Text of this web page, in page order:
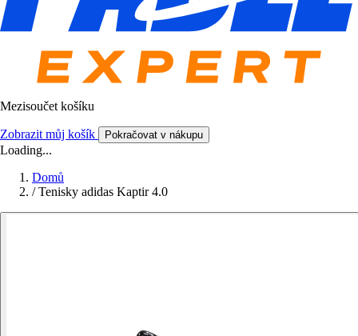
Mezisoučet košíku
Zobrazit můj košík Pokračovat v nákupu
Loading...
Domů
/ Tenisky adidas Kaptir 4.0